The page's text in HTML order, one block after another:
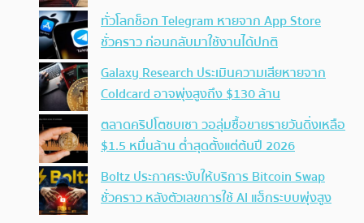
ทั่วโลกช็อก Telegram หายจาก App Store
ชั่วคราว ก่อนกลับมาใช้งานได้ปกติ
Galaxy Research ประเมินความเสียหายจาก
Coldcard อาจพุ่งสูงถึง $130 ล้าน
ตลาดคริปโตซบเซา วอลุ่มซื้อขายรายวันดิ่งเหลือ
$1.5 หมื่นล้าน ต่ำสุดตั้งแต่ต้นปี 2026
Boltz ประกาศระงับให้บริการ Bitcoin Swap
ชั่วคราว หลังตัวเลขการใช้ AI แฮ็กระบบพุ่งสูง